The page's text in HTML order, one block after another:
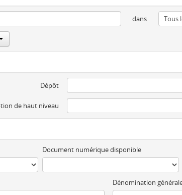
dans
Dépôt
de haut niveau
Document numérique disponible
Dénomination